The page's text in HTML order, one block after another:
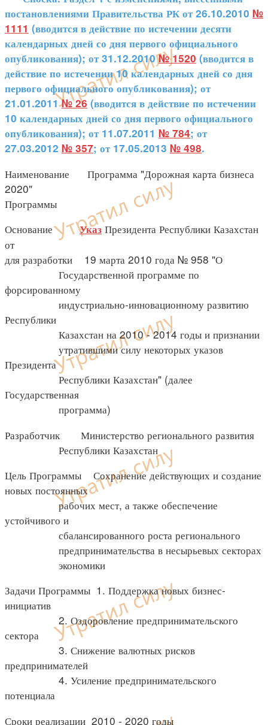
постановлениями Правительства РК от 26.10.2010 №
1111 (вводится в действие по истечении десяти
календарных дней со дня первого официального
опубликования); от 31.12.2010№ 1520 (вводится в
действие по истечении 10 календарных дней со дня
первого официального опубликования); от
21.01.2011№ 26 (вводится в действие по истечении
10 календарных дней со дня первого официального
опубликования); от 11.07.2011 № 784; от
27.03.2012 № 357; от 17.05.2013 № 498.
Наименование Программа "Дорожная карта бизнеса
2020"
Программы
ОснованиеУказ Президента Республики Казахстан
от
для разработки 19 марта 2010 года № 958 "О
Государственной программе по
форсированному
индустриально-инновационному развитию
Республики
Казахстан на 2010 - 2014 годы и признании
утратившими силу некоторых указов
Президента
Республики Казахстан" (далее
Государственная
программа)
Разработчик Министерство регионального развития
Республики Казахстан
Цель Программы Сохранение действующих и создание
новых постоянных
рабочих мест, а также обеспечение
устойчивого и
сбалансированного роста регионального
предпринимательства в несырьевых секторах
экономики
Задачи Программы 1. Поддержка новых бизнес-
инициатив
2. Оздоровление предпринимательского
сектора
3. Снижение валютных рисков
предпринимателей
4. Усиление предпринимательского
потенциала
Сроки реализации 2010 - 2020 годы